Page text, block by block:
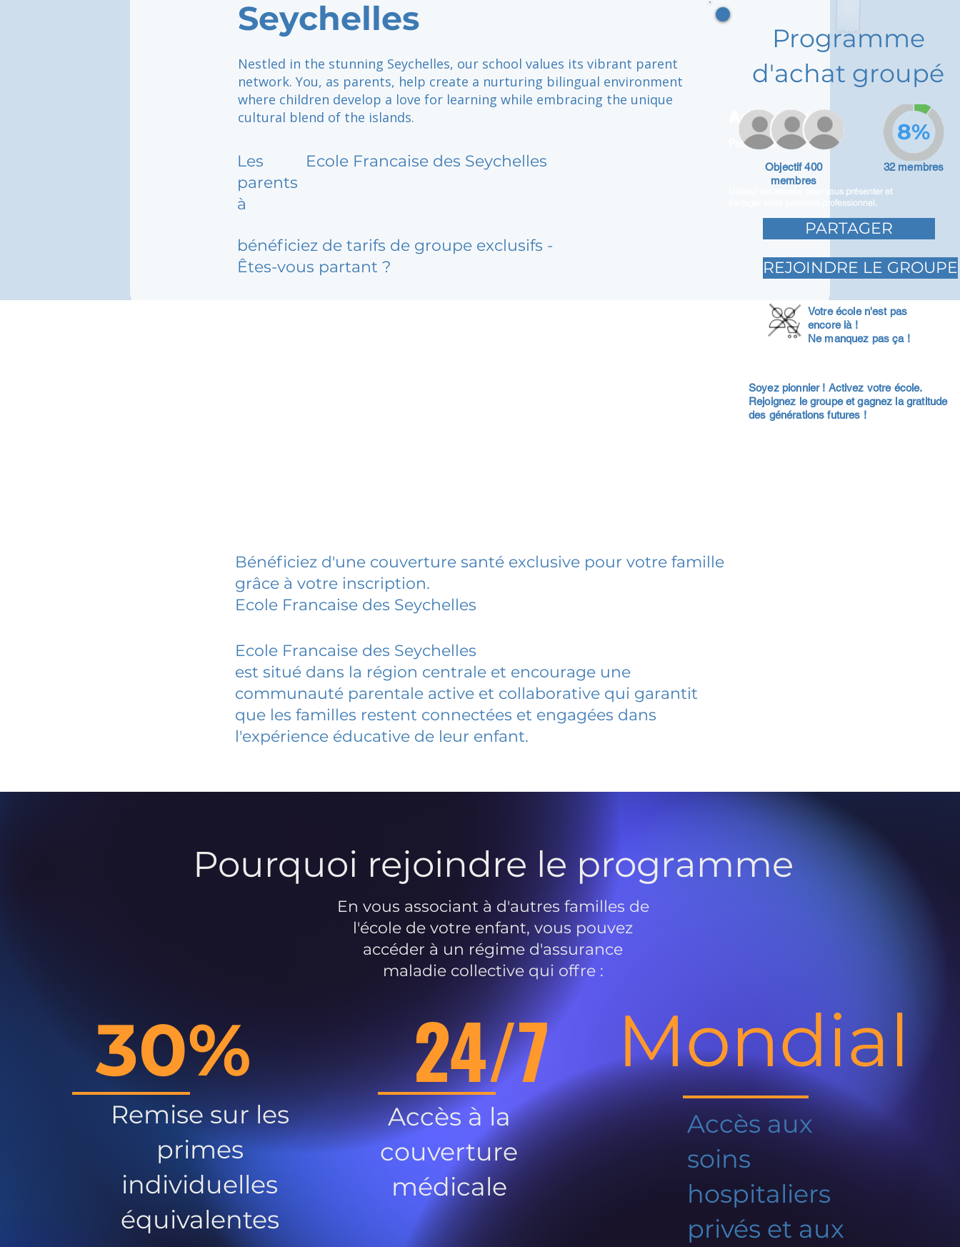
Seychelles
Nestled in the stunning Seychelles, our school values its vibrant parent
network. You, as parents, help create a nurturing bilingual environment
where children develop a love for learning while embracing the unique
cultural blend of the islands.
Les
parents
à
Ecole Francaise des Seychelles
bénéficiez de tarifs de groupe exclusifs -
Êtes-vous partant ?
Adam Caar
Promoteur
Utilisez cet espace pour vous présenter et
partager votre parcours professionnel.
Programme
d'achat groupé
Objectif 400
membres
32 membres
8%
PARTAGER
REJOINDRE LE GROUPE
Votre école n'est pas
encore là !
Ne manquez pas ça !
Soyez pionnier ! Activez votre école.
Rejoignez le groupe et gagnez la gratitude
des générations futures !
Bénéficiez d'une couverture santé exclusive pour votre famille
grâce à votre inscription.
Ecole Francaise des Seychelles
Ecole Francaise des Seychelles
est situé dans la région centrale et encourage une
communauté parentale active et collaborative qui garantit
que les familles restent connectées et engagées dans
l'expérience éducative de leur enfant.
Pourquoi rejoindre le programme
En vous associant à d'autres familles de
l'école de votre enfant, vous pouvez
accéder à un régime d'assurance
maladie collective qui offre :
30%
Remise sur les
primes
individuelles
équivalentes
24/7
Accès à la
couverture
médicale
Mondial
Accès aux
soins
hospitaliers
privés et aux